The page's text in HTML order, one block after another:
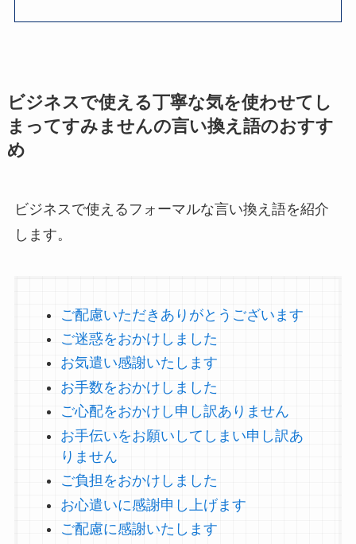
ビジネスで使える丁寧な気を使わせてし
まってすみませんの言い換え語のおすす
め
ビジネスで使えるフォーマルな言い換え語を紹介
します。
ご配慮いただきありがとうございます
ご迷惑をおかけしました
お気遣い感謝いたします
お手数をおかけしました
ご心配をおかけし申し訳ありません
お手伝いをお願いしてしまい申し訳あ
りません
ご負担をおかけしました
お心遣いに感謝申し上げます
ご配慮に感謝いたします